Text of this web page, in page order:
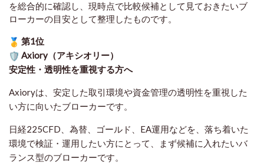
を総合的に確認し、現時点で比較候補として見ておきたいブ
ローカーの目安として整理したものです。
第1位
Axiory（アキシオリー）
安定性・透明性を重視する方へ
Axioryは、安定した取引環境や資金管理の透明性を重視した
い方に向いたブローカーです。
日経225CFD、為替、ゴールド、EA運用などを、落ち着いた
環境で検証・運用したい方にとって、まず候補に入れたいバ
ランス型のブローカーです。